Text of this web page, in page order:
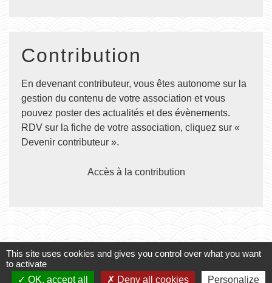
Contribution
En devenant contributeur, vous êtes autonome sur la
gestion du contenu de votre association et vous
pouvez poster des actualités et des évènements.
RDV sur la fiche de votre association, cliquez sur «
Devenir contributeur ».
Accès à la contribution
Contacts
This site uses cookies and gives you control over what you want
to activate
OK, accept all
Deny all cookies Personalize